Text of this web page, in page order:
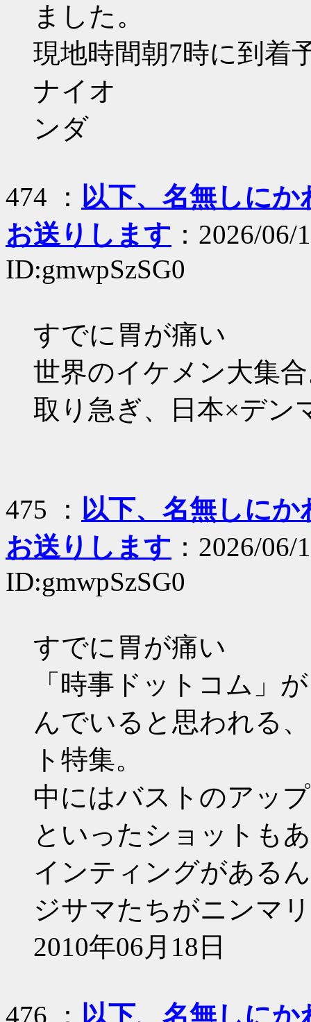
ました。
現地時間朝7時に到着
ナイオ
ンダ
474 ： 以下、名無しに
お送りします ：2026/
ID:gmwpSzSG0
すでに胃が痛い
世界のイケメン大集
取り急ぎ、日本×デン
475 ： 以下、名無しに
お送りします ：2026/
ID:gmwpSzSG0
すでに胃が痛い
「時事ドットコム」
んでいると思われる
ト特集。
中にはバストのアッ
といったショットも
インティングがある
ジサマたちがニンマ
2010年06月18日
476 ： 以下、名無しに